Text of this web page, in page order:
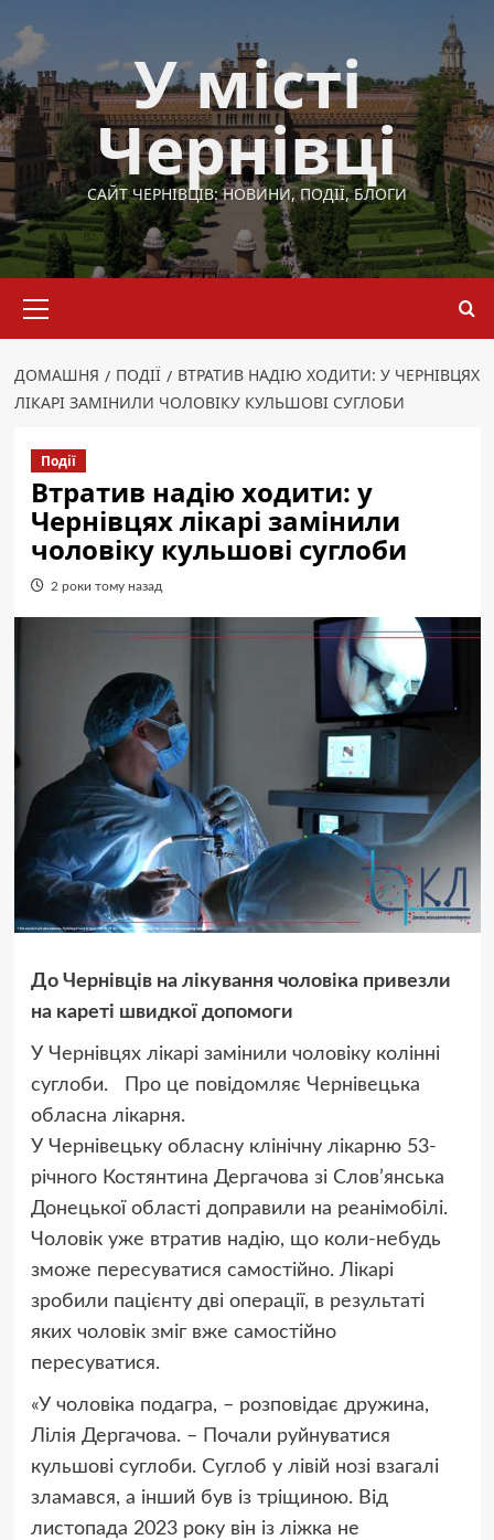
до
вмісту
У місті
Чернівці
САЙТ ЧЕРНІВЦІВ: НОВИНИ, ПОДІЇ, БЛОГИ
меню
ДОМАШНЯ ПОДІЇ
ВТРАТИВ НАДІЮ ХОДИТИ: У ЧЕРНІВЦЯХ
ЛІКАРІ ЗАМІНИЛИ ЧОЛОВІКУ КУЛЬШОВІ СУГЛОБИ
Події
Втратив надію ходити: у
Чернівцях лікарі замінили
чоловіку кульшові суглоби
2 роки тому назад
До Чернівців на лікування чоловіка привезли
на кареті швидкої допомоги
У Чернівцях лікарі замінили чоловіку колінні
суглоби. Про це повідомляє Чернівецька
обласна лікарня.
У Чернівецьку обласну клінічну лікарню 53-
річного Костянтина Дергачова зі Слов’янська
Донецької області доправили на реанімобілі.
Чоловік уже втратив надію, що коли-небудь
зможе пересуватися самостійно. Лікарі
зробили пацієнту дві операції, в результаті
яких чоловік зміг вже самостійно
пересуватися.
«У чоловіка подагра, – розповідає дружина,
Лілія Дергачова. – Почали руйнуватися
кульшові суглоби. Суглоб у лівій нозі взагалі
зламався, а інший був із тріщиною. Від
листопада 2023 року він із ліжка не